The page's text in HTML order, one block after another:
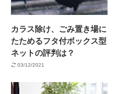
カラス除け、ごみ置き場に
たためるフタ付ボックス型
ネットの評判は？
03/12/2021